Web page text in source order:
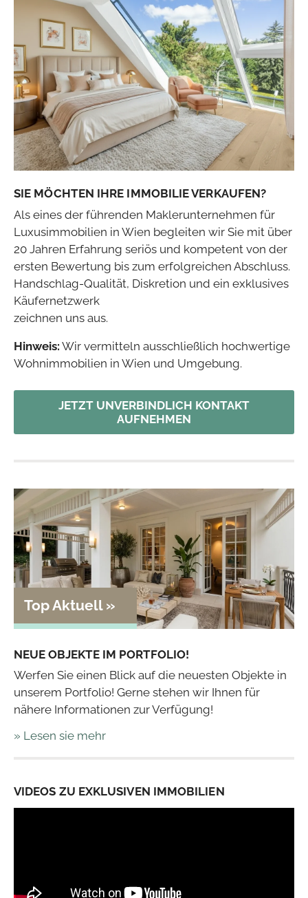
SIE MÖCHTEN IHRE IMMOBILIE VERKAUFEN?
Als eines der führenden Maklerunternehmen für
Luxusimmobilien in Wien begleiten wir Sie mit über
20 Jahren Erfahrung seriös und kompetent von der
ersten Bewertung bis zum erfolgreichen Abschluss.
Handschlag-Qualität, Diskretion und ein exklusives
Käufernetzwerk
zeichnen uns aus.
Hinweis: Wir vermitteln ausschließlich hochwertige
Wohnimmobilien in Wien und Umgebung.
JETZT UNVERBINDLICH KONTAKT
AUFNEHMEN
NEUE OBJEKTE IM PORTFOLIO!
Werfen Sie einen Blick auf die neuesten Objekte in
unserem Portfolio! Gerne stehen wir Ihnen für
nähere Informationen zur Verfügung!
» Lesen sie mehr
VIDEOS ZU EXKLUSIVEN IMMOBILIEN